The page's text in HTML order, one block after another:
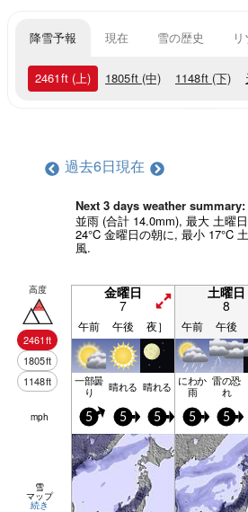
降雪予報 現在 雪の歴史
2461ft (上) 1805ft (中) 1148ft (下)
過去6日現在
Next 3 days weather summary:
並雨 (合計 14.0mm), 最大 土曜
24°C 金曜日の朝に, 最小 17°C
風.
高度
2461ft
1805ft
1148ft
金曜日
7
土曜日
8
午前 午後 夜］ 午前 午後
一部曇
り 晴れる 晴れる にわか
雨
雷の恐
れ
mph 5 5 5 5 5
雪
マップ
続き